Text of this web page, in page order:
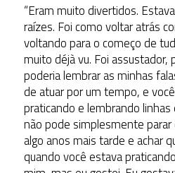
“Eram muito divertidos.
raízes. Foi como voltar atrás
voltando para o começo de
muito déjà vu. Foi assustador,
poderia lembrar as minhas
de atuar por um tempo, e
praticando e lembrando
não pode simplesmente
algo anos mais tarde e achar
quando você estava